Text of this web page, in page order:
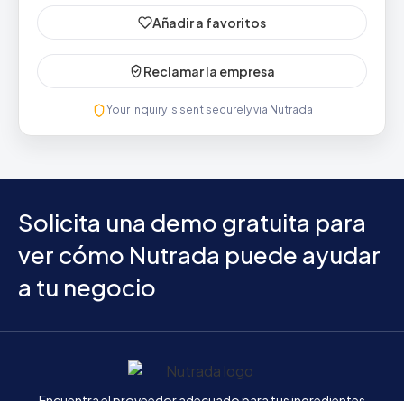
Añadir a favoritos
Reclamar la empresa
Your inquiry is sent securely via Nutrada
Solicita una demo gratuita para
ver cómo Nutrada puede ayudar
a tu negocio
Inicio